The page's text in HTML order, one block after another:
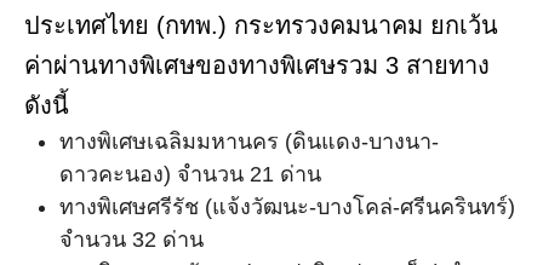
ประเทศไทย (กทพ.) กระทรวงคมนาคม ยกเว้น
ค่าผ่านทางพิเศษของทางพิเศษรวม 3 สายทาง
ดังนี้
ทางพิเศษเฉลิมมหานคร (ดินแดง-บางนา-
ดาวคะนอง) จำนวน 21 ด่าน
ทางพิเศษศรีรัช (แจ้งวัฒนะ-บางโคล่-ศรีนครินทร์)
จำนวน 32 ด่าน